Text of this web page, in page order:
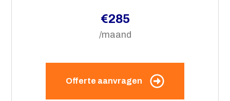
€285
/maand
Offerte aanvragen